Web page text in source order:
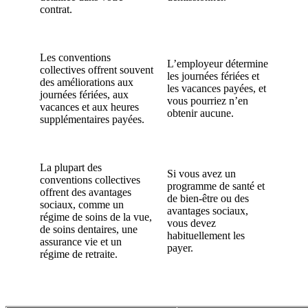
contrat.
Les conventions
collectives offrent souvent
des améliorations aux
journées fériées, aux
vacances et aux heures
supplémentaires payées.
L’employeur détermine
les journées fériées et
les vacances payées, et
vous pourriez n’en
obtenir aucune.
La plupart des
conventions collectives
offrent des avantages
sociaux, comme un
régime de soins de la vue,
de soins dentaires, une
assurance vie et un
régime de retraite.
Si vous avez un
programme de santé et
de bien-être ou des
avantages sociaux,
vous devez
habituellement les
payer.